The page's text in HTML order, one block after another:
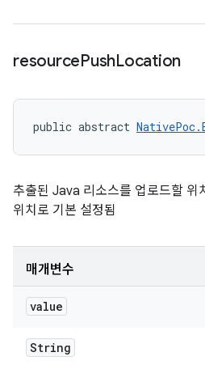
resourcePushLocation
public abstract
추출된 Java 리소스를 업로드할 위
위치로 기본 설정됨
매개변수
value
String